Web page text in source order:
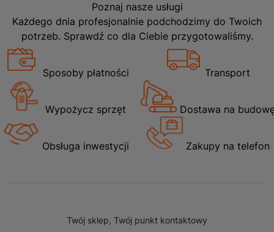
Poznaj nasze usługi
Każdego dnia profesjonalnie podchodzimy do Twoich
potrzeb. Sprawdź co dla Ciebie przygotowaliśmy.
Sposoby płatności Transport
Wypożycz sprzęt Dostawa na
Obsługa inwestycji Zakupy na telefon
Twój sklep, Twój punkt kontaktowy